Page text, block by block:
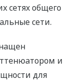
сетях общего
сети.
и
для